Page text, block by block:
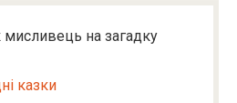
мисливець на загадку
казки